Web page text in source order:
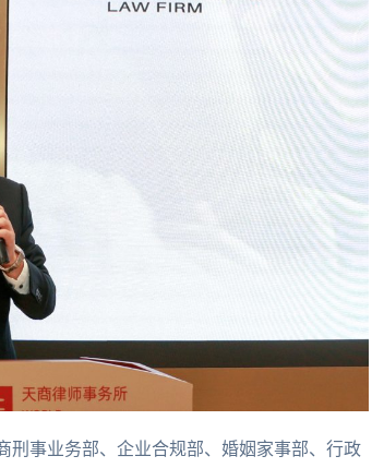
刑事业务部、企业合规部、婚姻家事部、行政